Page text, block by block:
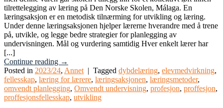
tilrettelegging av læring på Den Norske Skolen, Málaga. En
læringsaksjon er en metodisk tilnærming for utvikling og læring.
Under denne læringsaksjonen hjelper lærerne hverandre med å trene
på, utvikle, og legge bedre strategier for planlegging av
undervisningen. Mål og vurdering samtidig Hver enkelt lærer har
[...]
Continue reading →
Posted in 2023/24, Annet | Tagged dybdelæring, elevmedvirkning,
fellesskap, læring for lærere, læringsaksjonen, læringsmetoder,
omvendt planlegging, Omvendt undervisning, profesjon, proffesjon,
proffesjonsfellesskap, utvikling